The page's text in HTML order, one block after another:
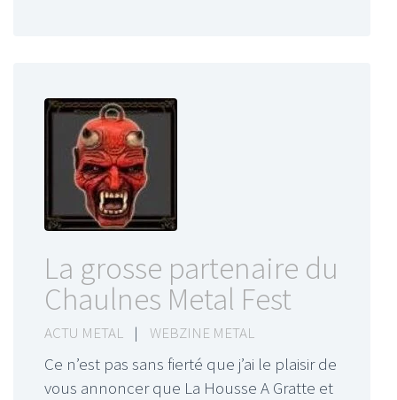
La grosse partenaire du
Chaulnes Metal Fest
ACTU METAL | WEBZINE METAL
Ce n’est pas sans fierté que j’ai le plaisir de
vous annoncer que La Housse A Gratte et